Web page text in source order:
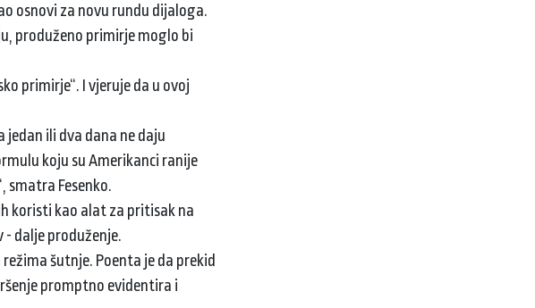
osnovi za novu rundu dijaloga.
produženo primirje moglo bi
primirje“. I vjeruje da u ovoj
ili dva dana ne daju
koju su Amerikanci ranije
smatra Fesenko.
koristi kao alat za pritisak na
dalje produženje.
šutnje. Poenta je da prekid
promptno evidentira i